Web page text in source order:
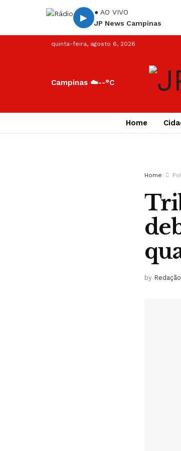
▶
● AO VIVO
JP News Campinas
quinta-feira, agosto 6, 2026
Campinas ☁️--°C
Home
Home
by Redação